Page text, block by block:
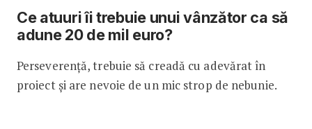
Ce atuuri îi trebuie unui vânzător ca să
adune 20 de mil euro?
Perseverență, trebuie să creadă cu adevărat în
proiect și are nevoie de un mic strop de nebunie.